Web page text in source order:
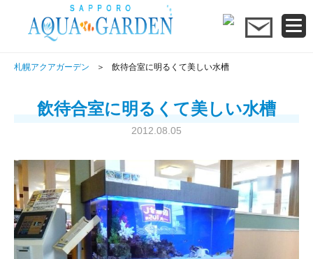
札幌アクアガーデン 飲待合室に明るくて美しい水槽
飲待合室に明るくて美しい水槽
2012.08.05